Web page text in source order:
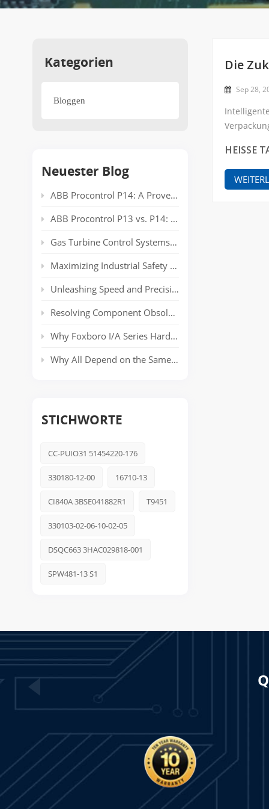
Kategorien
Bloggen
Neuester Blog
ABB Procontrol P14: A Proven Power Plant Automation System Supporting Reliable Generation for Decades
ABB Procontrol P13 vs. P14: Technical Comparison and Spare Parts Guide
Gas Turbine Control Systems: Common Automation Platforms and Spare Parts Used in Power Generation
Maximizing Industrial Safety and Connectivity with the HIMA HIMatrix Series
Unleashing Speed and Precision: The Power of ABB’s AC 800PEC Control System
Resolving Component Obsolescence in ICS Triplex Trusted® T8000 Series Safety Systems
Why Foxboro I/A Series Hardware Still Dominates Long-Life Process Plants
Why All Depend on the Same Safety Platform: Triconex
STICHWORTE
CC-PUIO31 51454220-176
330180-12-00 16710-13
CI840A 3BSE041882R1 T9451
330103-02-06-10-02-05
DSQC663 3HAC029818-001
SPW481-13 S1
Die
Sep 28,
HEISSE